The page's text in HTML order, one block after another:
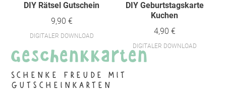
DIY Rätsel Gutschein
9,90 €
DIGITALER DOWNLOAD
DIY Geburtstagskarte
Kuchen
4,90 €
DIGITALER DOWNLOAD
Geschenkkarten
Schenke Freude mit
Gutscheinkarten